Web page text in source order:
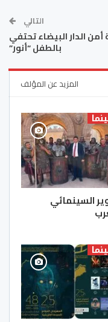
التالي
أمن الدار البيضاء تحتفي
بالطفل “أنور”
المزيد عن المؤلف
السينمائي